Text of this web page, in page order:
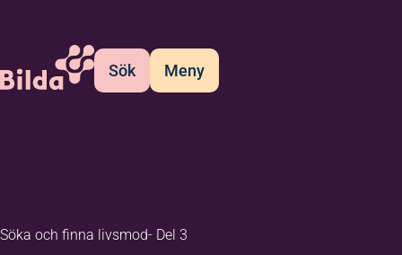
Sök Meny
Söka och finna livsmod- Del 3